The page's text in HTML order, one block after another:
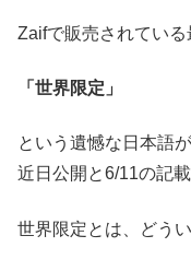
Zaifで販売されている
「世界限定」
という遺憾な日本語
近日公開と6/11の記
世界限定とは、どう